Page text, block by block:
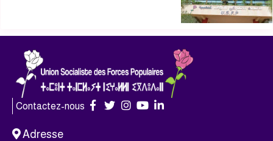
Contactez-nous
Adresse